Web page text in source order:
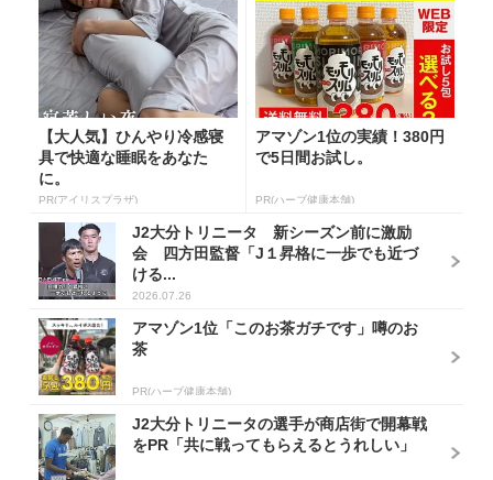
【大人気】ひんやり冷感寝
具で快適な睡眠をあなた
に。
PR(アイリスプラザ)
アマゾン1位の実績！380円
で5日間お試し。
PR(ハーブ健康本舗)
J2大分トリニータ 新シーズン前に激励
会 四方田監督「J１昇格に一歩でも近づ
ける...
2026.07.26
アマゾン1位「このお茶ガチです」噂のお
茶
PR(ハーブ健康本舗)
J2大分トリニータの選手が商店街で開幕戦
をPR「共に戦ってもらえるとうれしい」